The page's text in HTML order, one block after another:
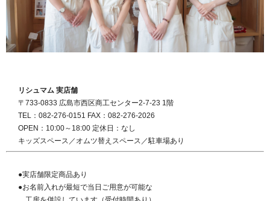
リシュマム 実店舗
〒733-0833 広島市西区商工センター2-7-23 1階
TEL：082-276-0151 FAX：082-276-2026
OPEN：10:00～18:00 定休日：なし
キッズスペース／オムツ替えスペース／駐車場あり
●実店舗限定商品あり
●お名前入れが最短で当日ご用意が可能な